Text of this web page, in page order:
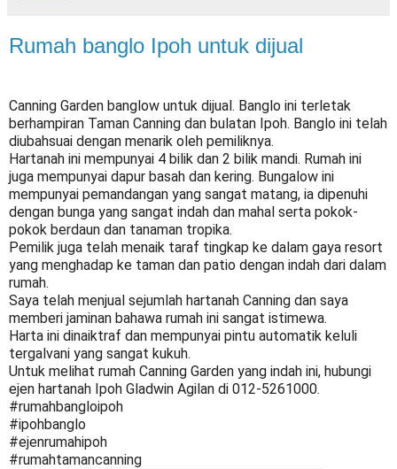
Rumah banglo Ipoh untuk dijual
Canning Garden banglow untuk dijual. Banglo ini terletak
berhampiran Taman Canning dan bulatan Ipoh. Banglo ini telah
diubahsuai dengan menarik oleh pemiliknya.
Hartanah ini mempunyai 4 bilik dan 2 bilik mandi. Rumah ini
juga mempunyai dapur basah dan kering. Bungalow ini
mempunyai pemandangan yang sangat matang, ia dipenuhi
dengan bunga yang sangat indah dan mahal serta pokok-
pokok berdaun dan tanaman tropika.
Pemilik juga telah menaik taraf tingkap ke dalam gaya resort
yang menghadap ke taman dan patio dengan indah dari dalam
rumah.
Saya telah menjual sejumlah hartanah Canning dan saya
memberi jaminan bahawa rumah ini sangat istimewa.
Harta ini dinaiktraf dan mempunyai pintu automatik keluli
tergalvani yang sangat kukuh.
Untuk melihat rumah Canning Garden yang indah ini, hubungi
ejen hartanah Ipoh Gladwin Agilan di 012-5261000.
#rumahbangloipoh
#ipohbanglo
#ejenrumahipoh
#rumahtamancanning